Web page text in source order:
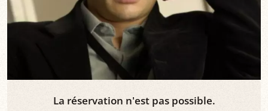
La réservation n'est pas possible.